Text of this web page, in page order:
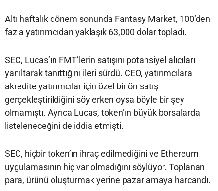
Altı haftalık dönem sonunda Fantasy Market, 100’den
fazla yatırımcıdan yaklaşık 63,000 dolar topladı.
SEC, Lucas’ın FMT’lerin satışını potansiyel alıcıları
yanıltarak tanıttığını ileri sürdü. CEO, yatırımcılara
akredite yatırımcılar için özel bir ön satış
gerçekleştirildiğini söylerken oysa böyle bir şey
olmamıştı. Ayrıca Lucas, token’ın büyük borsalarda
listeleneceğini de iddia etmişti.
SEC, hiçbir token’ın ihraç edilmediğini ve Ethereum
uygulamasının hiç var olmadığını söylüyor. Toplanan
para, ürünü oluşturmak yerine pazarlamaya harcandı.